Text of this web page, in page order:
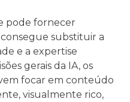
pode fornecer
consegue substituir a
e a expertise
gerais da IA, os
focar em conteúdo
visualmente rico,